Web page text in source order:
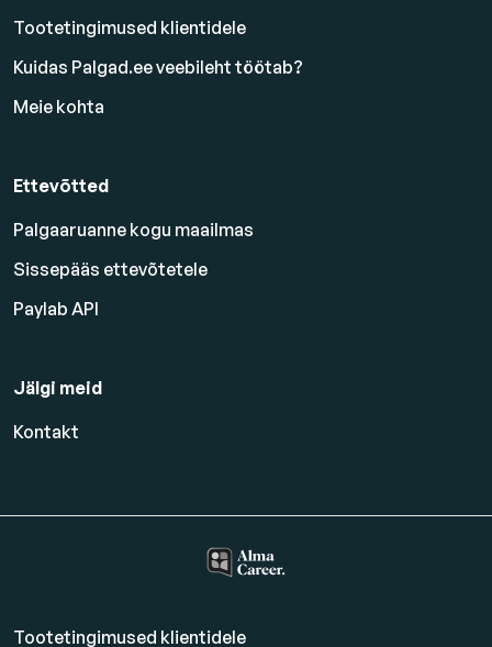
Tootetingimused klientidele
Kuidas Palgad.ee veebileht töötab?
Meie kohta
Ettevõtted
Palgaaruanne kogu maailmas
Sissepääs ettevõtetele
Paylab API
Jälgi meid
Kontakt
Tootetingimused klientidele